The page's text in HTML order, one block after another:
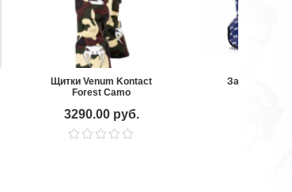
Щитки Venum Kontact
Forest Camo
3290.00 руб.
Защита